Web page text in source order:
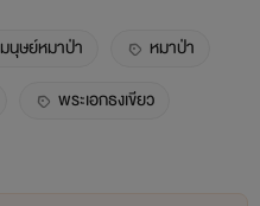
มนุษย์หมาป่า
หมาป่า
พระเอกธงเขียว